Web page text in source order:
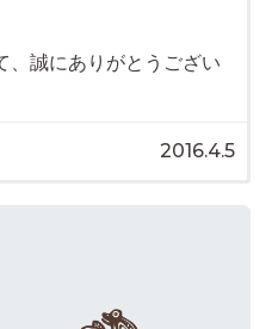
、誠にありがとうござい
2016.4.5